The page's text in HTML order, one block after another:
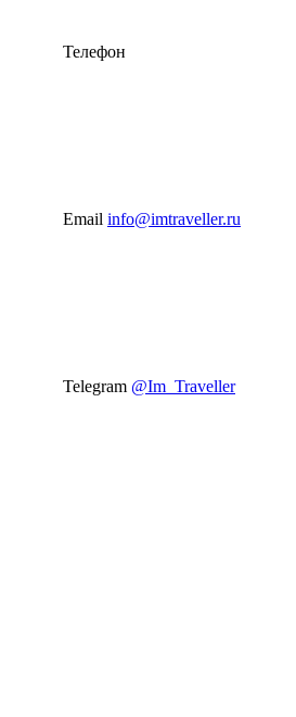
Телефон
Email info@imtraveller.ru
Telegram @Im_Traveller